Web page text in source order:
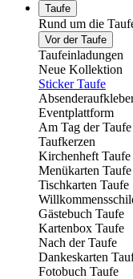
Taufe
Rund um die
Vor der Taufe
Taufeinladungen
Neue Kollektion
Sticker Taufe
Eventplattform
Am Tag der Taufe
Taufkerzen
Kirchenheft Taufe
Menükarten Taufe
Tischkarten Taufe
Gästebuch Taufe
Kartenbox Taufe
Nach der Taufe
Dankeskarten
Fotobuch Taufe